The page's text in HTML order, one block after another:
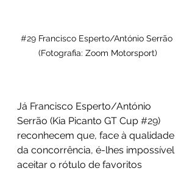
#29 Francisco Esperto/António Serrão
(Fotografia: Zoom Motorsport)
Já Francisco Esperto/António
Serrão (Kia Picanto GT Cup #29)
reconhecem que, face à qualidade
da concorrência, é-lhes impossível
aceitar o rótulo de favoritos